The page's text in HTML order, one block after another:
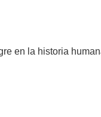
en la historia